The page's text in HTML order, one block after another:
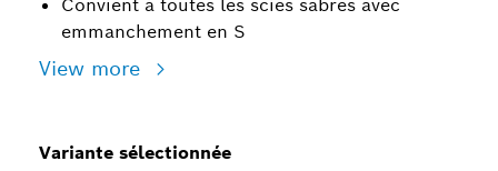
Convient à toutes les scies sabres avec
emmanchement en S
View more
Variante sélectionnée